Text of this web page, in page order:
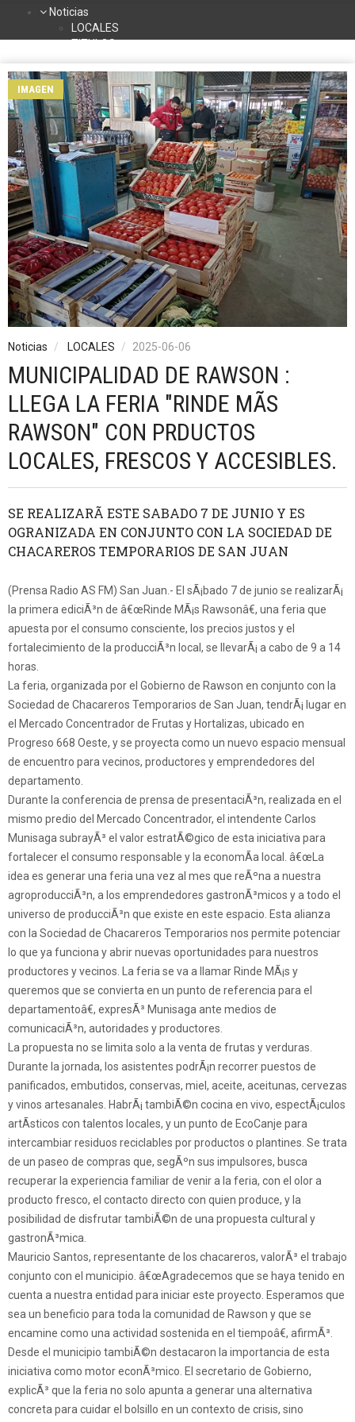
Noticias
LOCALES
TITULOS
NACIONALES
INTERNACIONALES
TURISMO
La Radio
Contacto
Programación
IMAGEN
Noticias LOCALES 2025-06-06
MUNICIPALIDAD DE RAWSON :
LLEGA LA FERIA "RINDE MÃS
RAWSON" CON PRDUCTOS
LOCALES, FRESCOS Y ACCESIBLES.
SE REALIZARÃ ESTE SABADO 7 DE JUNIO Y ES
OGRANIZADA EN CONJUNTO CON LA SOCIEDAD DE
CHACAREROS TEMPORARIOS DE SAN JUAN
(Prensa Radio AS FM) San Juan.- El sÃ¡bado 7 de junio se realizarÃ¡
la primera ediciÃ³n de â€œRinde MÃ¡s Rawsonâ€, una feria que
apuesta por el consumo consciente, los precios justos y el
fortalecimiento de la producciÃ³n local, se llevarÃ¡ a cabo de 9 a 14
horas.
La feria, organizada por el Gobierno de Rawson en conjunto con la
Sociedad de Chacareros Temporarios de San Juan, tendrÃ¡ lugar en
el Mercado Concentrador de Frutas y Hortalizas, ubicado en
Progreso 668 Oeste, y se proyecta como un nuevo espacio mensual
de encuentro para vecinos, productores y emprendedores del
departamento.
Durante la conferencia de prensa de presentaciÃ³n, realizada en el
mismo predio del Mercado Concentrador, el intendente Carlos
Munisaga subrayÃ³ el valor estratÃ©gico de esta iniciativa para
fortalecer el consumo responsable y la economÃ­a local. â€œLa
idea es generar una feria una vez al mes que reÃºna a nuestra
agroproducciÃ³n, a los emprendedores gastronÃ³micos y a todo el
universo de producciÃ³n que existe en este espacio. Esta alianza
con la Sociedad de Chacareros Temporarios nos permite potenciar
lo que ya funciona y abrir nuevas oportunidades para nuestros
productores y vecinos. La feria se va a llamar Rinde MÃ¡s y
queremos que se convierta en un punto de referencia para el
departamentoâ€, expresÃ³ Munisaga ante medios de
comunicaciÃ³n, autoridades y productores.
La propuesta no se limita solo a la venta de frutas y verduras.
Durante la jornada, los asistentes podrÃ¡n recorrer puestos de
panificados, embutidos, conservas, miel, aceite, aceitunas, cervezas
y vinos artesanales. HabrÃ¡ tambiÃ©n cocina en vivo, espectÃ¡culos
artÃ­sticos con talentos locales, y un punto de EcoCanje para
intercambiar residuos reciclables por productos o plantines. Se trata
de un paseo de compras que, segÃºn sus impulsores, busca
recuperar la experiencia familiar de venir a la feria, con el olor a
producto fresco, el contacto directo con quien produce, y la
posibilidad de disfrutar tambiÃ©n de una propuesta cultural y
gastronÃ³mica.
Mauricio Santos, representante de los chacareros, valorÃ³ el trabajo
conjunto con el municipio. â€œAgradecemos que se haya tenido en
cuenta a nuestra entidad para iniciar este proyecto. Esperamos que
sea un beneficio para toda la comunidad de Rawson y que se
encamine como una actividad sostenida en el tiempoâ€, afirmÃ³.
Desde el municipio tambiÃ©n destacaron la importancia de esta
iniciativa como motor econÃ³mico. El secretario de Gobierno,
explicÃ³ que la feria no solo apunta a generar una alternativa
concreta para cuidar el bolsillo en un contexto de crisis, sino